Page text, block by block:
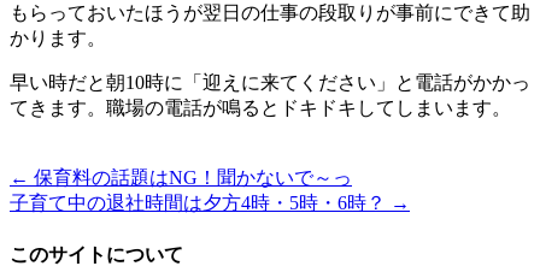
もらっておいたほうが翌日の仕事の段取りが事前にできて助
かります。
早い時だと朝10時に「迎えに来てください」と電話がかかっ
てきます。職場の電話が鳴るとドキドキしてしまいます。
← 保育料の話題はNG！聞かないで～っ
子育て中の退社時間は夕方4時・5時・6時？
→
このサイトについて